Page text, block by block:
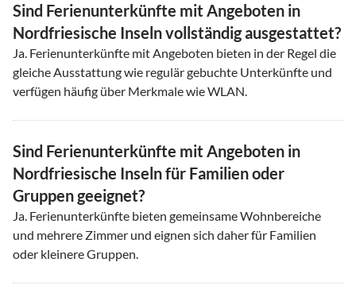
Sind Ferienunterkünfte mit Angeboten in
Nordfriesische Inseln vollständig ausgestattet?
Ja. Ferienunterkünfte mit Angeboten bieten in der Regel die
gleiche Ausstattung wie regulär gebuchte Unterkünfte und
verfügen häufig über Merkmale wie WLAN.
Sind Ferienunterkünfte mit Angeboten in
Nordfriesische Inseln für Familien oder
Gruppen geeignet?
Ja. Ferienunterkünfte bieten gemeinsame Wohnbereiche
und mehrere Zimmer und eignen sich daher für Familien
oder kleinere Gruppen.